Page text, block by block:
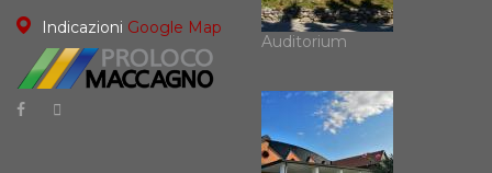
Indicazioni Google Map
Auditorium